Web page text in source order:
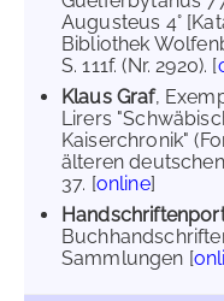
Augusteus 4°
Bibliothek
S. 111f. (Nr. 2920). [
Klaus Graf,
Lirers
Kaiserchronik"
älteren
37. [online]
Sammlungen [